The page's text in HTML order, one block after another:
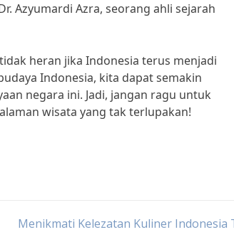
Azyumardi Azra, seorang ahli sejarah
heran jika Indonesia terus menjadi
Indonesia, kita dapat semakin
negara ini. Jadi, jangan ragu untuk
wisata yang tak terlupakan!
Menikmati Kelezatan Kuliner Indonesia